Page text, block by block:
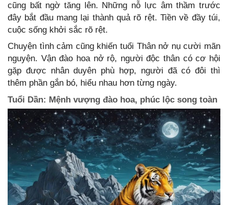
cũng bất ngờ tăng lên. Những nỗ lực âm thầm trước
đây bắt đầu mang lại thành quả rõ rệt. Tiền về đầy túi,
cuộc sống khởi sắc rõ rệt.
Chuyện tình cảm cũng khiến tuổi Thân nở nụ cười mãn
nguyện. Vận đào hoa nở rộ, người độc thân có cơ hội
gặp được nhân duyên phù hợp, người đã có đôi thì
thêm phần gắn bó, hiểu nhau hơn từng ngày.
Tuổi Dần: Mệnh vượng đào hoa, phúc lộc song toàn